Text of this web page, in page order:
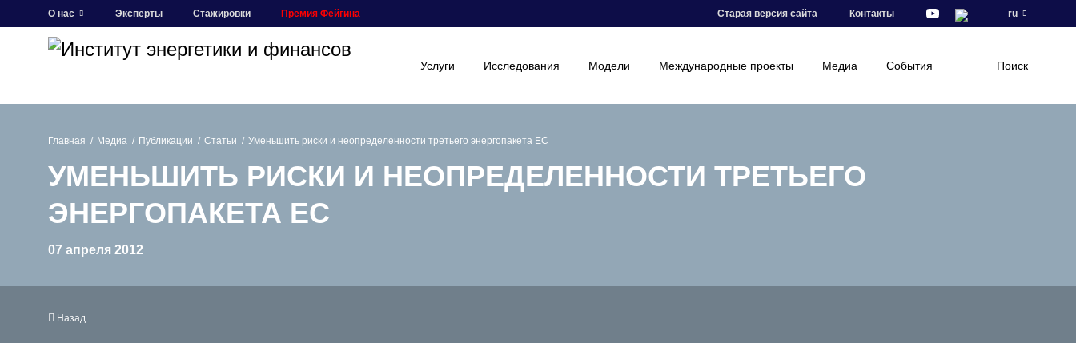
О нас Эксперты Стажировки Премия Фейгина Старая версия сайта Контакты ru
Услуги Исследования Модели Международные проекты Медиа События Поиск
Главная Медиа Публикации Статьи Уменьшить риски и неопределенности третьего энергопакета ЕС
УМЕНЬШИТЬ РИСКИ И НЕОПРЕДЕЛЕННОСТИ ТРЕТЬЕГО
ЭНЕРГОПАКЕТА ЕС
07 апреля 2012
Назад